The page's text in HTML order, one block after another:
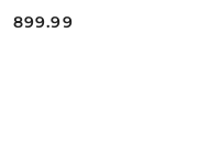
Cena:
899.99